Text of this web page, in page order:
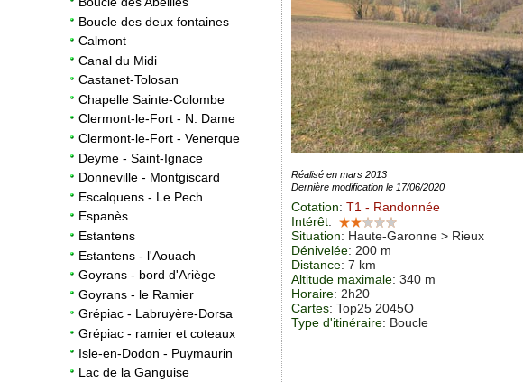
Boucle des deux fontaines
Calmont
Canal du Midi
Castanet-Tolosan
Chapelle Sainte-Colombe
Clermont-le-Fort - N. Dame
Clermont-le-Fort - Venerque
Deyme - Saint-Ignace
Donneville - Montgiscard
Escalquens - Le Pech
Espanès
Estantens
Estantens - l'Aouach
Goyrans - bord d'Ariège
Goyrans - le Ramier
Grépiac - Labruyère-Dorsa
Grépiac - ramier et coteaux
Isle-en-Dodon - Puymaurin
Lac de la Ganguise
Réalisé en mars 2013
Dernière modification le 17/06/2020
Cotation: T1 - Randonnée
Intérêt:
Situation: Haute-Garonne > Rieux
Dénivelée: 200 m
Distance: 7 km
Altitude maximale: 340 m
Horaire: 2h20
Cartes: Top25 2045O
Type d'itinéraire: Boucle